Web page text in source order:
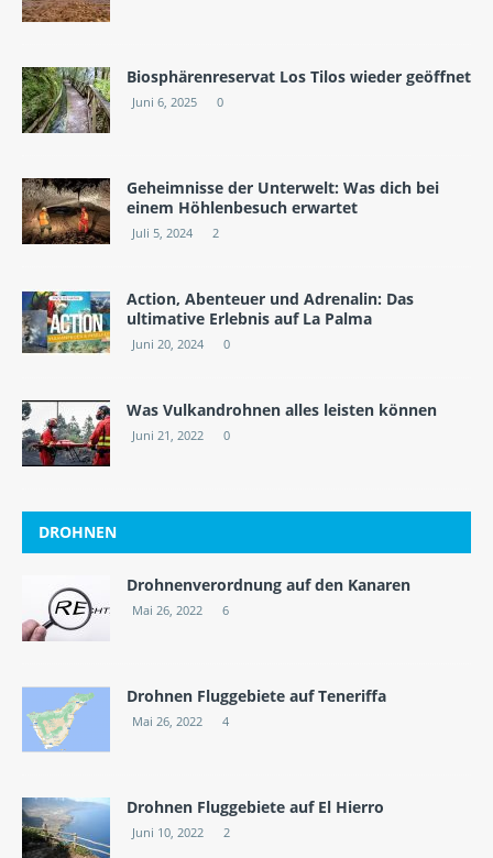
Biosphärenreservat Los Tilos wieder geöffnet
Juni 6, 2025 0
Geheimnisse der Unterwelt: Was dich bei
einem Höhlenbesuch erwartet
Juli 5, 2024 2
Action, Abenteuer und Adrenalin: Das
ultimative Erlebnis auf La Palma
Juni 20, 2024 0
Was Vulkandrohnen alles leisten können
Juni 21, 2022 0
DROHNEN
Drohnenverordnung auf den Kanaren
Mai 26, 2022 6
Drohnen Fluggebiete auf Teneriffa
Mai 26, 2022 4
Drohnen Fluggebiete auf El Hierro
Juni 10, 2022 2